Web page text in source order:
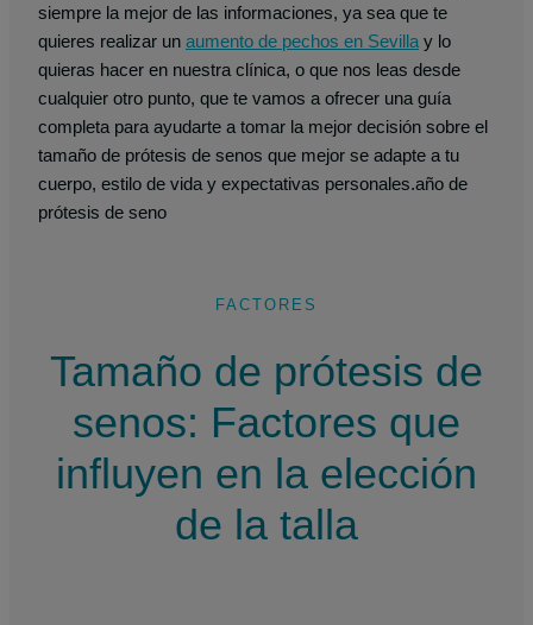
siempre la mejor de las informaciones, ya sea que te
quieres realizar un aumento de pechos en Sevilla y lo
quieras hacer en nuestra clínica, o que nos leas desde
cualquier otro punto, que te vamos a ofrecer una guía
completa para ayudarte a tomar la mejor decisión sobre el
tamaño de prótesis de senos que mejor se adapte a tu
cuerpo, estilo de vida y expectativas personales.año de
prótesis de seno
FACTORES
Tamaño de prótesis de
senos: Factores que
influyen en la elección
de la talla